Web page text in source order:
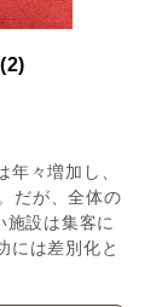
々増加し、
だが、全体の
設は集客に
には差別化と